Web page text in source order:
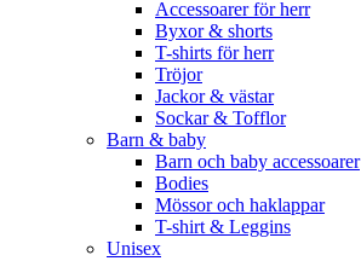
Accessoarer för herr
Byxor & shorts
T-shirts för herr
Tröjor
Jackor & västar
Sockar & Tofflor
Barn & baby
Barn och baby accessoarer
Bodies
Mössor och haklappar
T-shirt & Leggins
Unisex